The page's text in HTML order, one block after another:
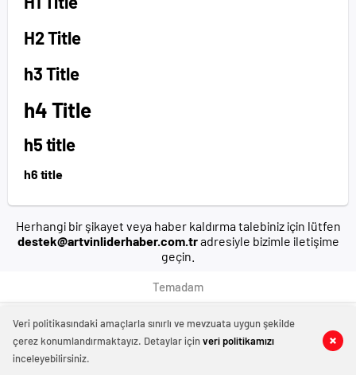
H2 Title
h3 Title
h4 Title
h5 title
h6 title
Herhangi bir şikayet veya haber kaldırma talebiniz için lütfen
destek@artvinliderhaber.com.tradresiyle bizimle iletişime
geçin.
Temadam
Veri politikasındaki amaçlarla sınırlı ve mevzuata uygun şekilde
çerez konumlandırmaktayız. Detaylar içinveri politikamızı
inceleyebilirsiniz.
manavgat